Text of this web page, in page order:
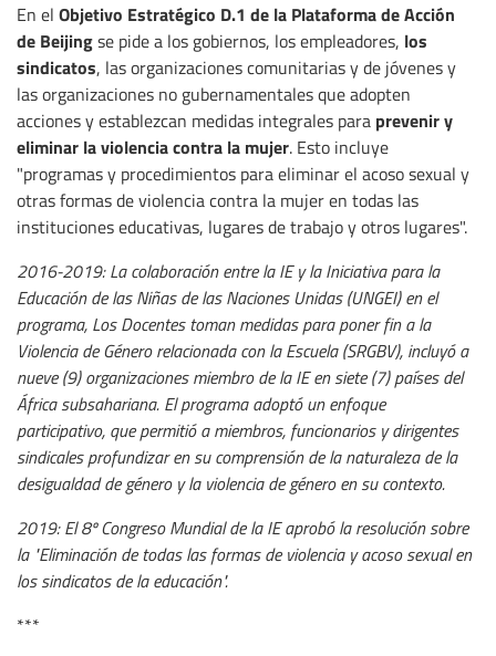
En el Objetivo Estratégico D.1 de la Plataforma de Acción
de Beijingse pide a los gobiernos, los empleadores, los
sindicatos, las organizaciones comunitarias y de jóvenes y
las organizaciones no gubernamentales que adopten
acciones y establezcan medidas integrales para prevenir y
eliminar la violencia contra la mujer. Esto incluye
"programas y procedimientos para eliminar el acoso sexual y
otras formas de violencia contra la mujer en todas las
instituciones educativas, lugares de trabajo y otros lugares".
2016-2019: La colaboración entre la IE y la Iniciativa para la
Educación de las Niñas de las Naciones Unidas (UNGEI) en el
programa, Los Docentes toman medidas para poner fin a la
Violencia de Género relacionada con la Escuela (SRGBV), incluyó a
nueve (9) organizaciones miembro de la IE en siete (7) países del
África subsahariana. El programa adoptó un enfoque
participativo, que permitió a miembros, funcionarios y dirigentes
sindicales profundizar en su comprensión de la naturaleza de la
desigualdad de género y la violencia de género en su contexto.
2019: El 8º Congreso Mundial de la IE aprobó la resolución sobre
la "Eliminación de todas las formas de violencia y acoso sexual en
los sindicatos de la educación".
***